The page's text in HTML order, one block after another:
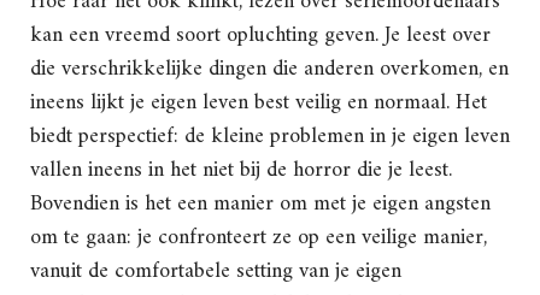
kan een vreemd soort opluchting geven. Je leest over
die verschrikkelijke dingen die anderen overkomen, en
ineens lijkt je eigen leven best veilig en normaal. Het
biedt perspectief: de kleine problemen in je eigen leven
vallen ineens in het niet bij de horror die je leest.
Bovendien is het een manier om met je eigen angsten
om te gaan: je confronteert ze op een veilige manier,
vanuit de comfortabele setting van je eigen